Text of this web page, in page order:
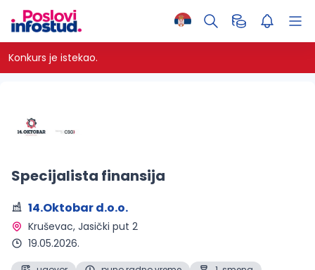
Konkurs je istekao.
Specijalista finansija
14.Oktobar d.o.o.
Kruševac, Jasički put 2
19.05.2026.